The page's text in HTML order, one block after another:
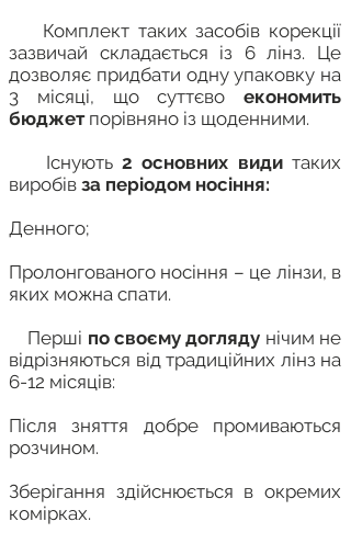
Комплект таких засобів корекції
зазвичай складається із 6 лінз. Це
дозволяє придбати одну упаковку на
3 місяці, що суттєво економить
бюджет порівняно із щоденними.
Існують 2 основних види таких
виробів за періодом носіння:
Денного;
Пролонгованого носіння – це лінзи, в
яких можна спати.
Перші по своєму догляду нічим не
відрізняються від традиційних лінз на
6-12 місяців:
Після зняття добре промиваються
розчином.
Зберігання здійснюється в окремих
комірках.